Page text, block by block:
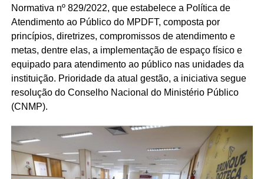
Normativa nº 829/2022, que estabelece a Política de
Atendimento ao Público do MPDFT, composta por
princípios, diretrizes, compromissos de atendimento e
metas, dentre elas, a implementação de espaço físico e
equipado para atendimento ao público nas unidades da
instituição. Prioridade da atual gestão, a iniciativa segue
resolução do Conselho Nacional do Ministério Público
(CNMP).